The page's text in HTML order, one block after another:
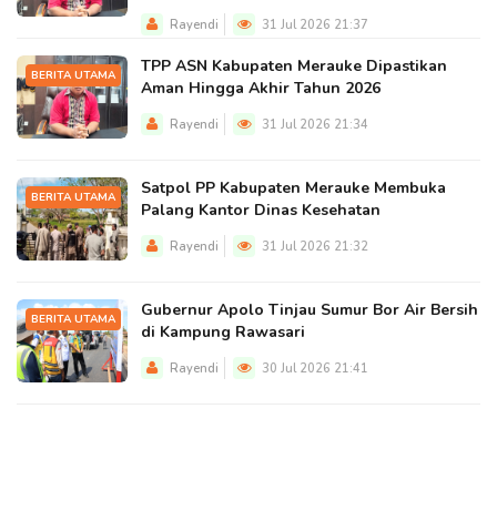
Rayendi 31 Jul 2026 21:37
BERITA UTAMA
TPP ASN Kabupaten Merauke Dipastikan
Aman Hingga Akhir Tahun 2026
Rayendi 31 Jul 2026 21:34
BERITA UTAMA
Satpol PP Kabupaten Merauke Membuka
Palang Kantor Dinas Kesehatan
Rayendi 31 Jul 2026 21:32
BERITA UTAMA
Gubernur Apolo Tinjau Sumur Bor Air Bersih
di Kampung Rawasari
Rayendi 30 Jul 2026 21:41